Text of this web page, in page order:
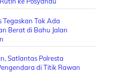
Tegaskan Tak Ada
Berat di Bahu Jalan
Satlantas Polresta
di Titik Rawan